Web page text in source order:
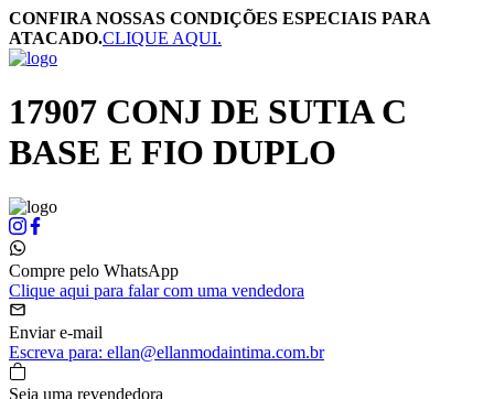
CONFIRA NOSSAS CONDIÇÕES ESPECIAIS PARA
ATACADO.CLIQUE AQUI.
17907 CONJ DE SUTIA C
BASE E FIO DUPLO
Compre pelo WhatsApp
Clique aqui para falar com uma vendedora
Enviar e-mail
Escreva para: ellan@ellanmodaintima.com.br
Seja uma revendedora